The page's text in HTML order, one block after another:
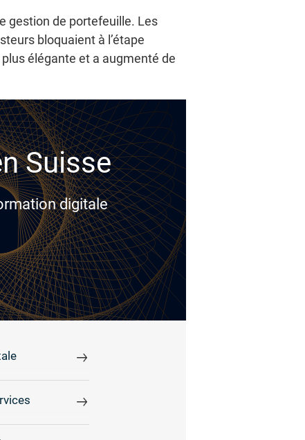
gestion de portefeuille. Les
bloquaient à l’étape
élégante et a augmenté de
Suisse
digitale